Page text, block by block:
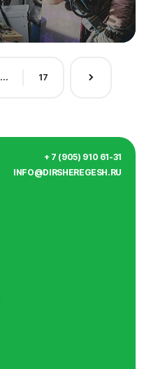
... 17
+ 7 (905) 910 61-31
INFO@DIRSHEREGESH.RU